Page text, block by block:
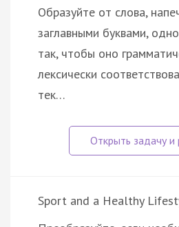
Образуйте от слова,
заглавными буквами,
так, чтобы оно
лексически
тек…
Sport and a Healthy